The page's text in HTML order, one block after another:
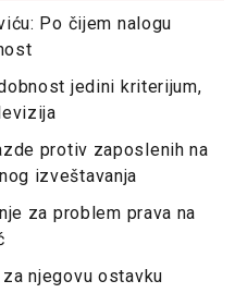
Po čijem nalogu
jedini kriterijum,
protiv zaposlenih na
izveštavanja
za problem prava na
njegovu ostavku